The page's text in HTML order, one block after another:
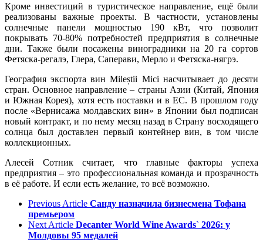
Кроме инвестиций в туристическое направление, ещё были
реализованы важные проекты. В частности, установлены
солнечные панели мощностью 190 кВт, что позволит
покрывать 70-80% потребностей предприятия в солнечные
дни. Также были посажены виноградники на 20 га сортов
Фетяска-регалэ, Глера, Саперави, Мерло и Фетяска-нягрэ.
География экспорта вин Mileștii Mici насчитывает до десяти
стран. Основное направление – страны Азии (Китай, Япония
и Южная Корея), хотя есть поставки и в ЕС. В прошлом году
после «Вернисажа молдавских вин» в Японии был подписан
новый контракт, и по нему месяц назад в Страну восходящего
солнца был доставлен первый контейнер вин, в том числе
коллекционных.
Алесей Сотник считает, что главные факторы успеха
предприятия – это профессиональная команда и прозрачность
в её работе. И если есть желание, то всё возможно.
Previous Article Санду назначила бизнесмена Тофана
премьером
Next Article Decanter World Wine Awards` 2026: у
Молдовы 95 медалей